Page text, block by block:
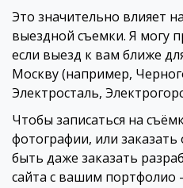
Это значительно влияет
выездной съемки. Я могу
если выезд к вам ближе
Москву (например,
Электросталь,
Чтобы записаться на
фотографии, или
быть даже заказать
сайта с вашим портфолио